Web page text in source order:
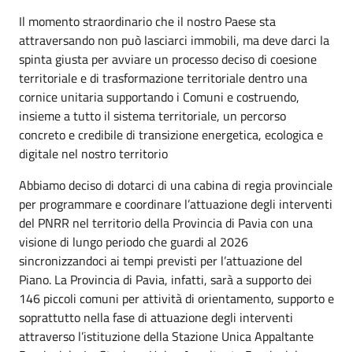
Il momento straordinario che il nostro Paese sta
attraversando non può lasciarci immobili, ma deve darci la
spinta giusta per avviare un processo deciso di coesione
territoriale e di trasformazione territoriale dentro una
cornice unitaria supportando i Comuni e costruendo,
insieme a tutto il sistema territoriale, un percorso
concreto e credibile di transizione energetica, ecologica e
digitale nel nostro territorio
Abbiamo deciso di dotarci di una cabina di regia provinciale
per programmare e coordinare l’attuazione degli interventi
del PNRR nel territorio della Provincia di Pavia con una
visione di lungo periodo che guardi al 2026
sincronizzandoci ai tempi previsti per l’attuazione del
Piano. La Provincia di Pavia, infatti, sarà a supporto dei
146 piccoli comuni per attività di orientamento, supporto e
soprattutto nella fase di attuazione degli interventi
attraverso l’istituzione della Stazione Unica Appaltante